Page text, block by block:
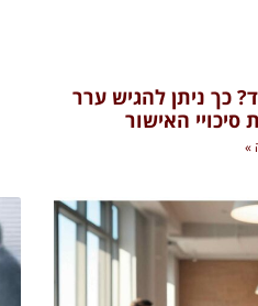
כך ניתן להגיש ערר
האישור
»